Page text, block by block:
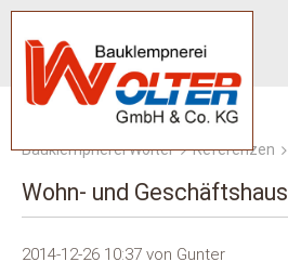
Bauklempnerei Wolter Referenzen
Wohn- und Geschäftshaus
2014-12-26 10:37 von Gunter